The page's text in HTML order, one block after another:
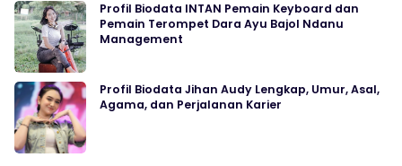
Profil Biodata INTAN Pemain Keyboard dan
Pemain Terompet Dara Ayu Bajol Ndanu
Management
Profil Biodata Jihan Audy Lengkap, Umur, Asal,
Agama, dan Perjalanan Karier